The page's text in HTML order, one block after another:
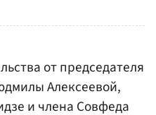
от председателя
Алексеевой,
и члена Совфеда